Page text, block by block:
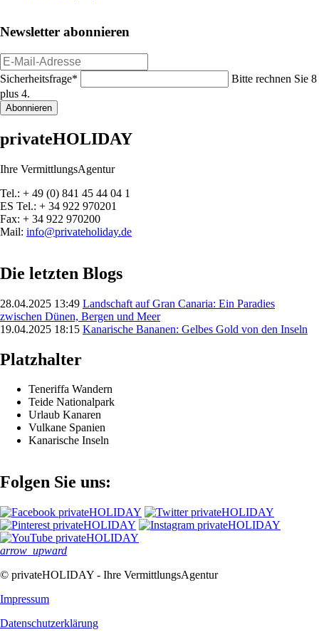
Newsletter abonnieren
E-
Mail-
Adresse
Pflichtfeld
Sicherheitsfrage*
Bitte rechnen Sie 8
plus 4.
Abonnieren
privateHOLIDAY
Ihre VermittlungsAgentur
Tel.: + 49 (0) 841 45 44 04 1
ES Tel.: + 34 922 970201
Fax: + 34 922 970200
Mail: info@privateholiday.de
Die letzten Blogs
28.04.2025 13:49 Landschaft auf Gran Canaria: Ein Paradies
zwischen Dünen, Bergen und Meer
19.04.2025 18:15 Kanarische Bananen: Gelbes Gold von den Inseln
Platzhalter
Teneriffa Wandern
Teide Nationalpark
Urlaub Kanaren
Vulkane Spanien
Kanarische Inseln
Folgen Sie uns:
arrow_upward
© privateHOLIDAY - Ihre VermittlungsAgentur
Impressum
Datenschutz­erklärung